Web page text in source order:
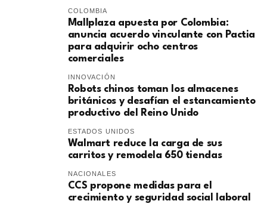
COLOMBIA
Mallplaza apuesta por Colombia:
anuncia acuerdo vinculante con Pactia
para adquirir ocho centros
comerciales
INNOVACIÓN
Robots chinos toman los almacenes
británicos y desafían el estancamiento
productivo del Reino Unido
ESTADOS UNIDOS
Walmart reduce la carga de sus
carritos y remodela 650 tiendas
NACIONALES
CCS propone medidas para el
crecimiento y seguridad social laboral